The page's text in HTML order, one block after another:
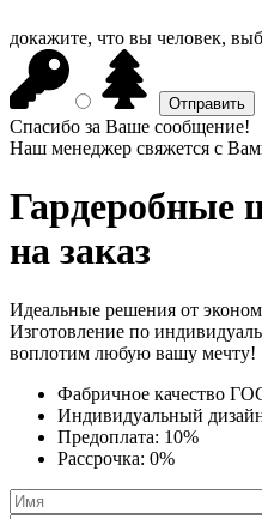
докажите, что вы человек,
Спасибо за Ваше сообщение!
Наш менеджер свяжется с
на заказ
Идеальные решения от
Изготовление по
воплотим любую вашу мечту!
Фабричное качество
Индивидуальный
Предоплата: 10%
Рассрочка: 0%